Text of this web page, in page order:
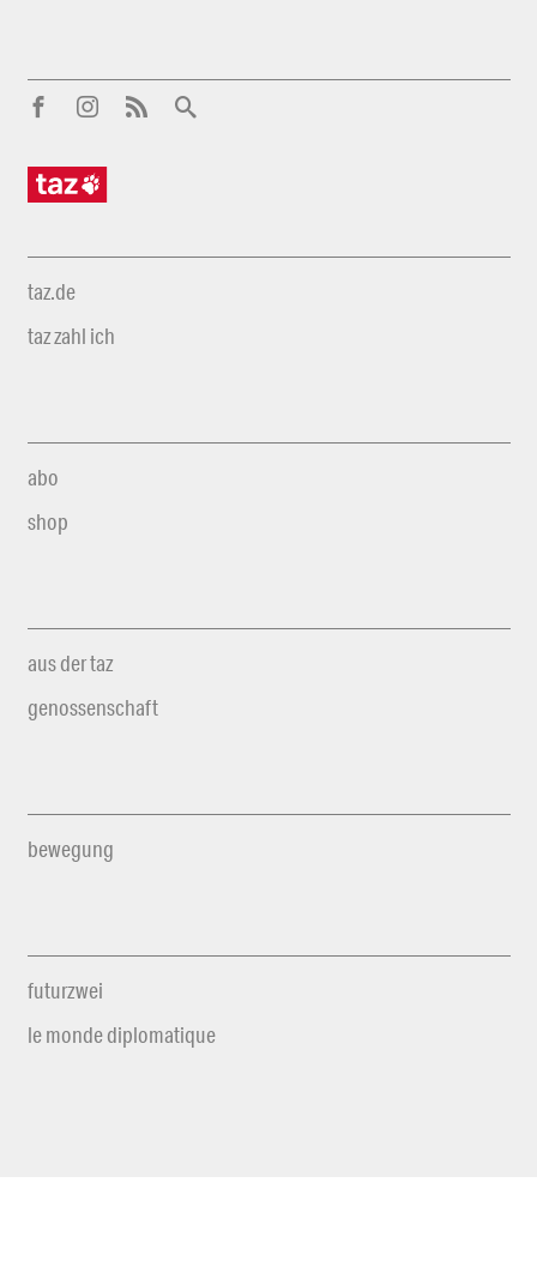
taz.de
taz zahl ich
abo
shop
aus der taz
genossenschaft
bewegung
futurzwei
le monde diplomatique